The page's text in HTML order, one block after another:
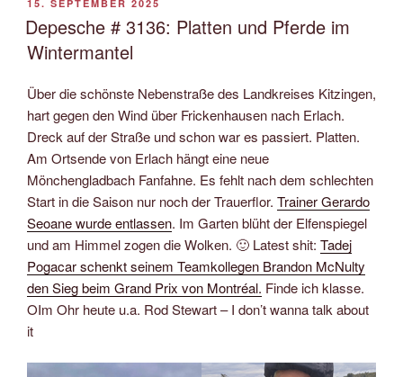
AM
15. SEPTEMBER 2025
Depesche # 3136: Platten und Pferde im
Wintermantel
Über die schönste Nebenstraße des Landkreises Kitzingen,
hart gegen den Wind über Frickenhausen nach Erlach.
Dreck auf der Straße und schon war es passiert. Platten.
Am Ortsende von Erlach hängt eine neue
Mönchengladbach Fanfahne. Es fehlt nach dem schlechten
Start in die Saison nur noch der Trauerflor. Trainer Gerardo
Seoane wurde entlassen. Im Garten blüht der Elfenspiegel
und am Himmel zogen die Wolken. 🙂 Latest shit: Tadej
Pogacar schenkt seinem Teamkollegen Brandon McNulty
den Sieg beim Grand Prix von Montréal. Finde ich klasse.
OIm Ohr heute u.a. Rod Stewart – I don’t wanna talk about
it